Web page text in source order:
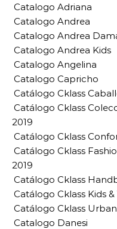
Catalogo Adriana
Catalogo Andrea
Catalogo Andrea
Catalogo Andrea Kids
Catalogo Angelina
Catalogo Capricho
Catálogo Cklass
Catálogo Cklass
2019
Catálogo Cklass
Catálogo Cklass
2019
Catálogo Cklass
Catálogo Cklass Kids
Catálogo Cklass
Catalogo Danesi